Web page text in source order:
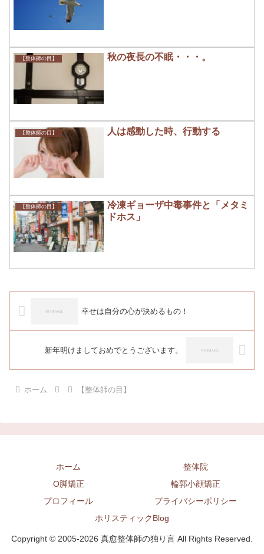
【整体師の目】 秋の夜長の不眠・・・。
【整体師の目】 人は感動した時、行動する
【整体師の目】
冷凍ギョーザ中毒事件と「メタミ
ドホス」
幸せは自分の心が決めるもの！
新年明けましておめでとうございます。
ホーム 【整体師の目】
ホーム
整体院
O脚矯正
輪郭小顔矯正
プロフィール
プライバシーポリシー
ホリスティックBlog
Copyright © 2005-2026 真愈整体師の独り言 All Rights Reserved.